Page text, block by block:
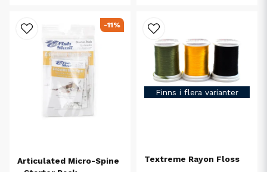
Articulated Micro-Spine
-11%
Finns i flera varianter
Textreme Rayon Floss